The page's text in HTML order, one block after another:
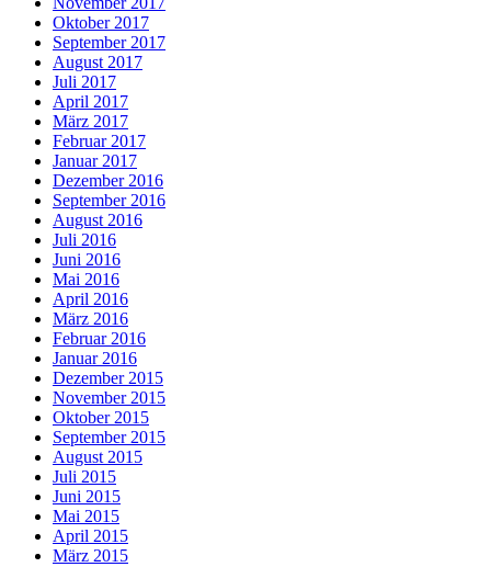
Oktober 2017
September 2017
August 2017
Juli 2017
April 2017
März 2017
Februar 2017
Januar 2017
Dezember 2016
September 2016
August 2016
Juli 2016
Juni 2016
Mai 2016
April 2016
März 2016
Februar 2016
Januar 2016
Dezember 2015
November 2015
Oktober 2015
September 2015
August 2015
Juli 2015
Juni 2015
Mai 2015
April 2015
März 2015